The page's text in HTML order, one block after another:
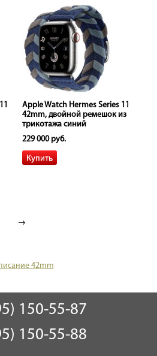
Apple Watch Hermes Series 11
42mm, двойной ремешок из
трикотажa синий
229 000 руб.
→
42mm
150-55-87
150-55-88